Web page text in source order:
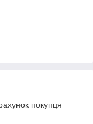
покупця